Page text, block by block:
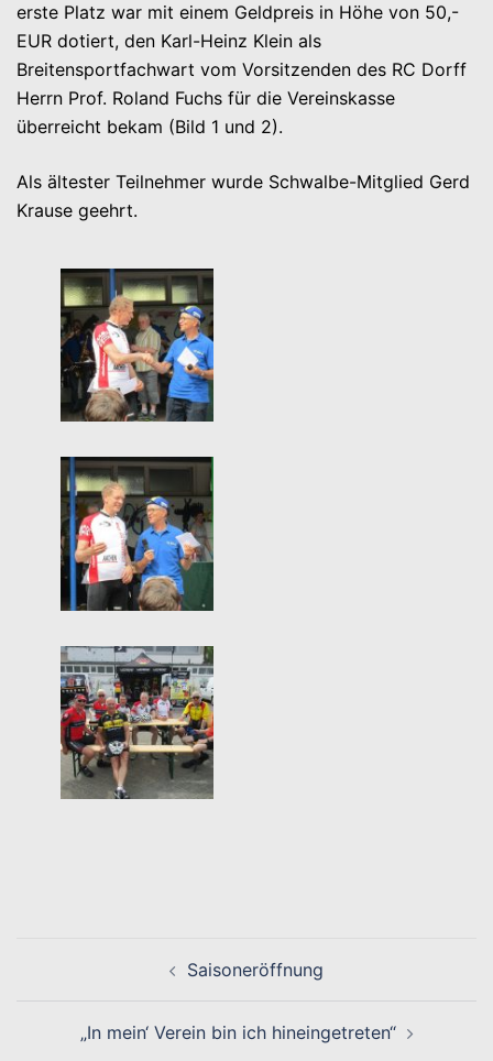
erste Platz war mit einem Geldpreis in Höhe von 50,-
EUR dotiert, den Karl-Heinz Klein als
Breitensportfachwart vom Vorsitzenden des RC Dorff
Herrn Prof. Roland Fuchs für die Vereinskasse
überreicht bekam (Bild 1 und 2).
Als ältester Teilnehmer wurde Schwalbe-Mitglied Gerd
Krause geehrt.
Saisoneröffnung
„In mein‘ Verein bin ich hineingetreten“